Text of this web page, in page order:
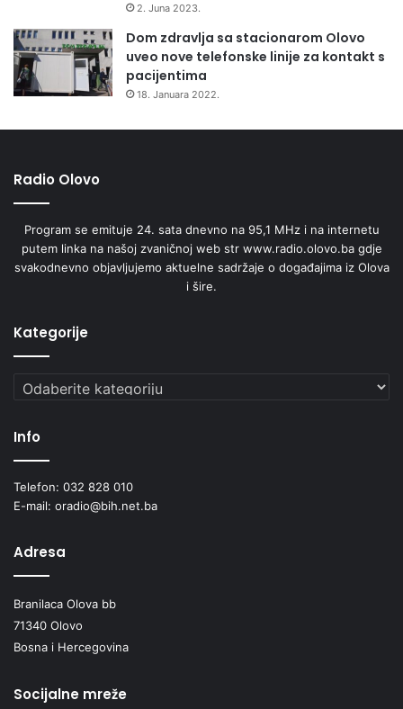
2. Juna 2023.
Dom zdravlja sa stacionarom Olovo
uveo nove telefonske linije za kontakt s
pacijentima
18. Januara 2022.
Radio Olovo
Program se emituje 24. sata dnevno na 95,1 MHz i na internetu
putem linka na našoj zvaničnoj web str www.radio.olovo.ba gdje
svakodnevno objavljujemo aktuelne sadržaje o događajima iz Olova
i šire.
Kategorije
Kategorije
Info
Telefon: 032 828 010
E-mail: oradio@bih.net.ba
Adresa
Branilaca Olova bb
71340 Olovo
Bosna i Hercegovina
Socijalne mreže